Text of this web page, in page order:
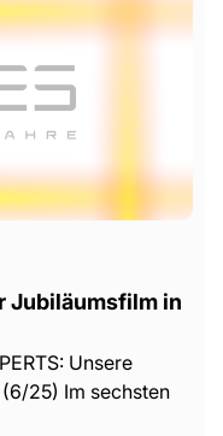
Jubiläumsfilm in
Unsere
25) Im sechsten